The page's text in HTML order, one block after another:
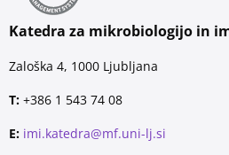
Katedra za mikrobiologijo in
Zaloška 4, 1000 Ljubljana
T: +386 1 543 74 08
E: imi.katedra@mf.uni-lj.si